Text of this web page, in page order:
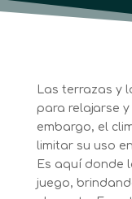
Las terrazas y
para relajarse y
embargo, el
limitar su uso
Es aquí donde
juego,